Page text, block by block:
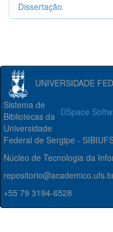
Dissertação
UNIVERSIDADE
DSpace
Sistema de
Bibliotecas da
Universidade
Federal de Sergipe -
Núcleo de Tecnologia da
+55 79 3194-6528